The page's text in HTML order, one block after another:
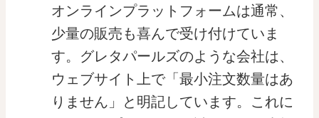
オンラインプラットフォームは通常、
少量の販売も喜んで受け付けていま
す。グレタパールズのような会社は、
ウェブサイト上で「最小注文数量はあ
りません」と明記しています。これに